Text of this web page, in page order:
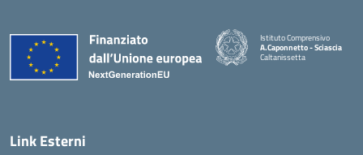
Istituto Comprensivo
A.Caponnetto - Sciascia
Caltanissetta
Link Esterni